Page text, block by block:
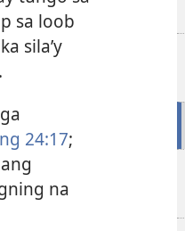
sa loob
sila’y
24:17;
na